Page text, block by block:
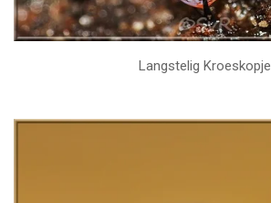
Langstelig Kroeskopje